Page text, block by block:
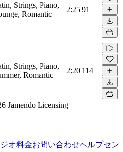
Strings, Piano,
Romantic
2:25 91
Strings, Piano,
Romantic
2:20 114
Jamendo Licensing
オ料金お問い合わせヘルプセン